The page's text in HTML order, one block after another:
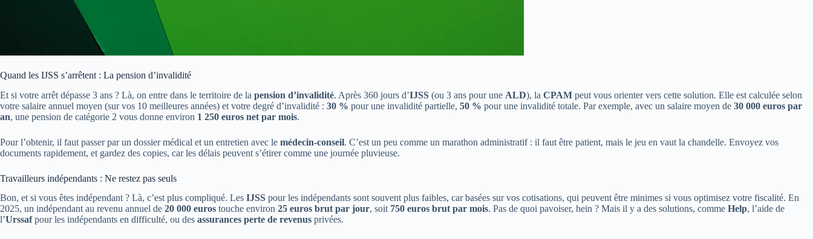
Quand les IJSS s’arrêtent : La pension d’invalidité
Et si votre arrêt dépasse 3 ans ? Là, on entre dans le territoire de la pension d’invalidité. Après 360 jours d’IJSS (ou 3 ans pour une ALD), la CPAM peut vous orienter vers cette solution. Elle est calculée selon
votre salaire annuel moyen (sur vos 10 meilleures années) et votre degré d’invalidité : 30 % pour une invalidité partielle, 50 % pour une invalidité totale. Par exemple, avec un salaire moyen de 30 000 euros par
an, une pension de catégorie 2 vous donne environ 1 250 euros net par mois.
Pour l’obtenir, il faut passer par un dossier médical et un entretien avec le médecin-conseil. C’est un peu comme un marathon administratif : il faut être patient, mais le jeu en vaut la chandelle. Envoyez vos
documents rapidement, et gardez des copies, car les délais peuvent s’étirer comme une journée pluvieuse.
Travailleurs indépendants : Ne restez pas seuls
Bon, et si vous êtes indépendant ? Là, c’est plus compliqué. Les IJSS pour les indépendants sont souvent plus faibles, car basées sur vos cotisations, qui peuvent être minimes si vous optimisez votre fiscalité. En
2025, un indépendant au revenu annuel de 20 000 euros touche environ 25 euros brut par jour, soit 750 euros brut par mois. Pas de quoi pavoiser, hein ? Mais il y a des solutions, comme Help, l’aide de
l’Urssafpour les indépendants en difficulté, ou des assurances perte de revenus privées.